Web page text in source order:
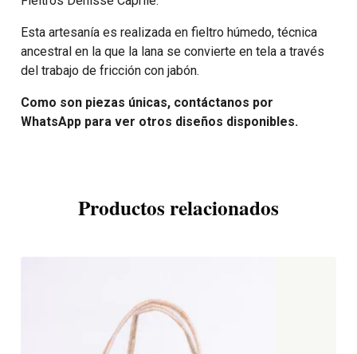
Esta artesanía es realizada en fieltro húmedo, técnica
ancestral en la que la lana se convierte en tela a través
del trabajo de fricción con jabón.
Como son piezas únicas, contáctanos por
WhatsApp para ver otros diseños disponibles.
Productos relacionados